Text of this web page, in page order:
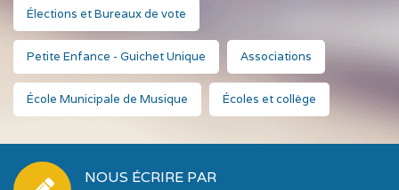
Élections et Bureaux de vote
Petite Enfance - Guichet Unique Associations
École Municipale de Musique Écoles et collège
NOUS ÉCRIRE PAR